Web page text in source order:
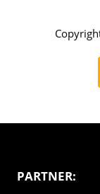
PARTNER: